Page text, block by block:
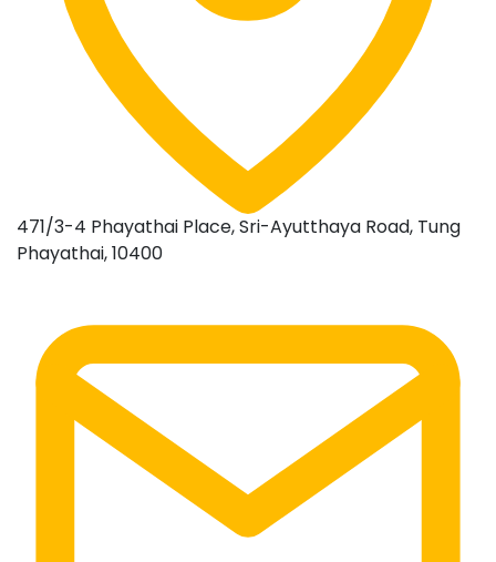
471/3-4 Phayathai Place, Sri-Ayutthaya Road, Tung
Phayathai, 10400